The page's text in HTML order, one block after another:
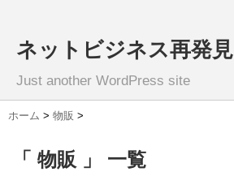
ネットビジネス再発見
Just another WordPress site
ホーム > 物販 >
「 物販 」 一覧